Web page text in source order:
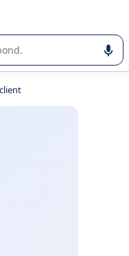
ou la sélection de